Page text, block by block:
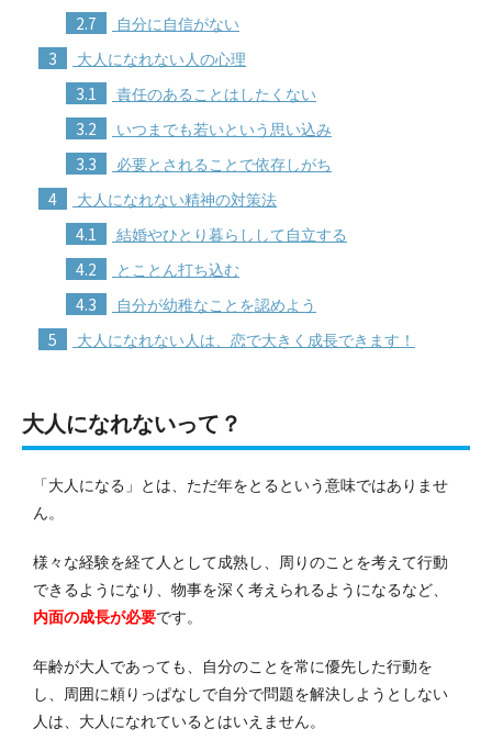
2.7 自分に自信がない
3 大人になれない人の心理
3.1 責任のあることはしたくない
3.2 いつまでも若いという思い込み
3.3 必要とされることで依存しがち
4 大人になれない精神の対策法
4.1 結婚やひとり暮らしして自立する
4.2 とことん打ち込む
4.3 自分が幼稚なことを認めよう
5 大人になれない人は、恋で大きく成長できます！
大人になれないって？
「大人になる」とは、ただ年をとるという意味ではありませ
ん。
様々な経験を経て人として成熟し、周りのことを考えて行動
できるようになり、物事を深く考えられるようになるなど、
内面の成長が必要です。
年齢が大人であっても、自分のことを常に優先した行動を
し、周囲に頼りっぱなしで自分で問題を解決しようとしない
人は、大人になれているとはいえません。